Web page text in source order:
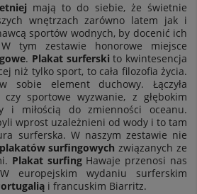
mają to do siebie, że świetnie
wnętrzach zarówno latem jak i
sportów wodnych, by docenić ich
tym zestawie honorowe miejsce
. Plakat surferski to kwintesencja
niż tylko sport, to cała filozofia życia.
sobie element duchowy. Łączyła
sportowe wyzwanie, z głębokim
i miłością do zmienności oceanu.
wprost uzależnieni od wody i to tam
surferska. W naszym zestawie nie
plakatów surfingowych związanych ze
Plakat surfing Hawaje przenosi nas
europejskim wydaniu surferskim
i francuskim Biarritz.